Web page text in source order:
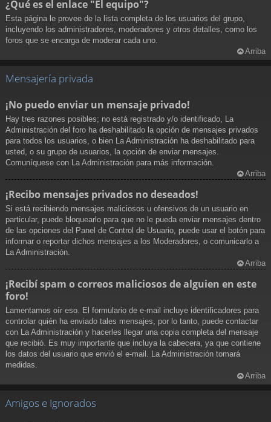
¿Qué es el enlace "El equipo"?
Esta página le provee de la lista completa de los usuarios del grupo,
incluyendo los administradores, moderadores y otros detalles, como los
foros que se encarga de moderar cada uno.
Arriba
Mensajería privada
¡No puedo enviar un mensaje privado!
Hay tres razones posibles; no está registrado y/o identificado, La
Administración del foro ha deshabilitado la opción de mensajes privados
para todos los usuarios, o bien La Administración ha deshabilitado para
usted, o su grupo de usuarios, la opción de enviar mensajes.
Comuníquese con La Administración para más información.
Arriba
¡Recibo mensajes privados no deseados!
Si está recibiendo mensajes maliciosos u ofensivos de un usuario en
particular, puede bloquearlo para que no le pueda enviar mensajes dentro
de las opciones del Panel de Control de Usuario, puede usar el botón para
informar o reportar dichos mensajes a los Moderadores, o comunicarlo a
La Administración.
Arriba
¡Recibí spam o correos maliciosos de alguien en este
foro!
Lamentamos oír eso. El formulario de e-mail incluye identificadores para
controlar quién ha enviado tales mensajes, por lo tanto, puede contactar
con La Administración y hacerles llegar una copia completa del mensaje
que recibió. Es muy importante que incluya la cabecera, ya que contiene
los datos del usuario que envió el e-mail. La Administración tomará
medidas.
Arriba
Amigos e Ignorados